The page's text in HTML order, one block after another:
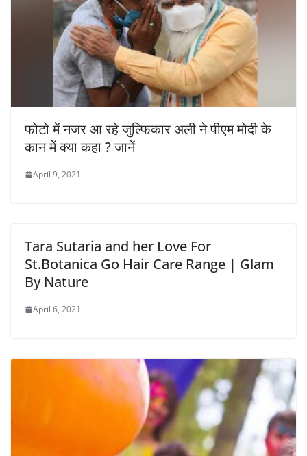
फोटो में नजर आ रहे जुल्फिकार अली ने पीएम मोदी के
कान में क्या कहा ? जानें
April 9, 2021
Tara Sutaria and her Love For
St.Botanica Go Hair Care Range | Glam
By Nature
April 6, 2021